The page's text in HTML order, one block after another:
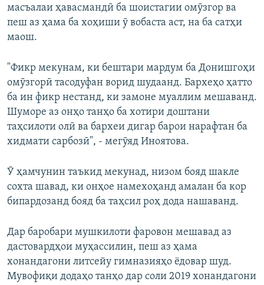
масъалаи ҳавасмандӣ ба шоистагии омӯзгор ва
пеш аз ҳама ба хоҳиши ӯ вобаста аст, на ба сатҳи
маош.
"Фикр мекунам, ки бештари мардум ба Донишгоҳи
омӯзгорӣ тасодуфан ворид шудаанд. Бархеҳо ҳатто
ба ин фикр нестанд, ки замоне муаллим мешаванд.
Шуморе аз онҳо танҳо ба хотири доштани
таҳсилоти олӣ ва бархеи дигар барои нарафтан ба
хидмати сарбозӣ", - мегӯяд Иноятова.
Ӯ ҳамчунин таъкид мекунад, низом бояд шакле
сохта шавад, ки онҳое намехоҳанд амалан ба кор
бипардозанд бояд ба таҳсил роҳ дода нашаванд.
Дар баробари мушкилоти фаровон мешавад аз
дастовардҳои муҳассилин, пеш аз ҳама
хонандагони литсейу гимназияҳо ёдовар шуд.
Мувофиқи додаҳо танҳо дар соли 2019 хонандагони